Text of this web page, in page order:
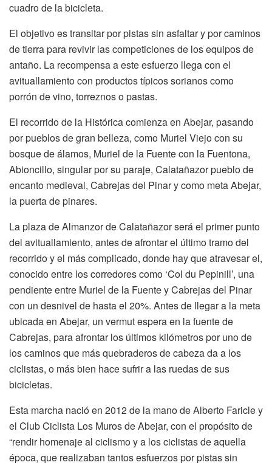
cuadro de la bicicleta.
El objetivo es transitar por pistas sin asfaltar y por caminos
de tierra para revivir las competiciones de los equipos de
antaño. La recompensa a este esfuerzo llega con el
avituallamiento con productos típicos sorianos como
porrón de vino, torreznos o pastas.
El recorrido de la Histórica comienza en Abejar, pasando
por pueblos de gran belleza, como Muriel Viejo con su
bosque de álamos, Muriel de la Fuente con la Fuentona,
Abioncillo, singular por su paraje, Calatañazor pueblo de
encanto medieval, Cabrejas del Pinar y como meta Abejar,
la puerta de pinares.
La plaza de Almanzor de Calatañazor será el primer punto
del avituallamiento, antes de afrontar el último tramo del
recorrido y el más complicado, donde hay que atravesar el,
conocido entre los corredores como ‘Col du Pepinill’, una
pendiente entre Muriel de la Fuente y Cabrejas del Pinar
con un desnivel de hasta el 20%. Antes de llegar a la meta
ubicada en Abejar, un vermut espera en la fuente de
Cabrejas, para afrontar los últimos kilómetros por uno de
los caminos que más quebraderos de cabeza da a los
ciclistas, o más bien hace sufrir a las ruedas de sus
bicicletas.
Esta marcha nació en 2012 de la mano de Alberto Faricle y
el Club Ciclista Los Muros de Abejar, con el propósito de
“rendir homenaje al ciclismo y a los ciclistas de aquella
época, que realizaban tantos esfuerzos por pistas sin